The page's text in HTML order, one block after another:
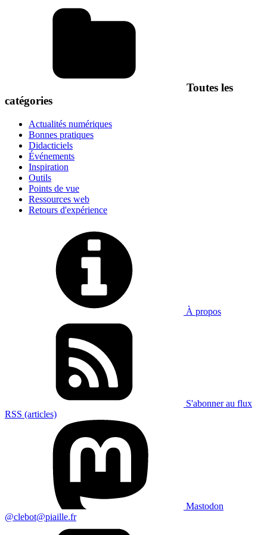
Toutes les
catégories
Actualités numériques
Bonnes pratiques
Didacticiels
Événements
Inspiration
Outils
Points de vue
Ressources web
Retours d'expérience
À propos
S'abonner au flux
RSS (articles)
Mastodon
@clebot@piaille.fr